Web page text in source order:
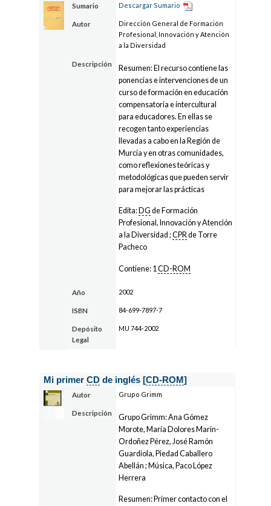
Sumario Descargar Sumario
Autor
Dirección General de Formación
Profesional, Innovación y Atención
a la Diversidad
Descripción
Resumen: El recurso contiene las
ponencias e intervenciones de un
curso de formación en educación
compensatoria e intercultural
para educadores. En ellas se
recogen tanto experiencias
llevadas a cabo en la Región de
Murcia y en otras comunidades,
como reflexiones teóricas y
metodológicas que pueden servir
para mejorar las prácticas
Edita: DG de Formación
Profesional, Innovación y Atención
a la Diversidad ;CPRde Torre
Pacheco
Contiene: 1CD-ROM
Año 2002
ISBN 84-699-7897-7
Depósito
Legal
MU 744-2002
Mi primerCD de inglés [CD-ROM]
Autor Grupo Grimm
Descripción
Grupo Grimm: Ana Gómez
Morote, María Dolores Marín-
Ordoñez Pérez, José Ramón
Guardiola, Piedad Caballero
Abellán ; Música, Paco López
Herrera
Resumen: Primer contacto con el